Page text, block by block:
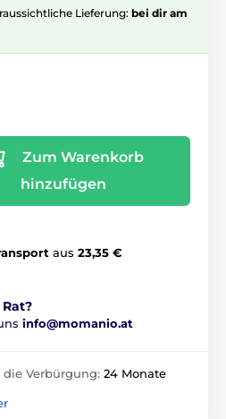
Lieferung: bei dir am
Zum Warenkorb
hinzufügen
aus 23,35 €
info@momanio.at
die Verbürgung: 24 Monate